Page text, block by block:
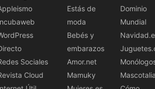
Sociales
Cloud
Estás de
moda
Bebés y
embarazos
Amor.net
Mamuky
Dominio
Mundial